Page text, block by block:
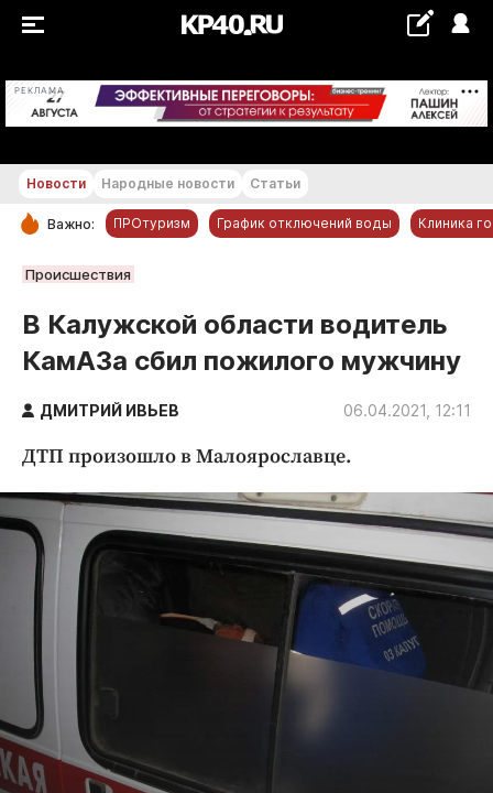
РЕКЛАМА +29...+30 °С
РУБРИКИ
Новости компаний
Статьи
Народные новости
Благоустройство
Криминал
Культура
Недвижимость и ЖКХ
Образование
Общество
Происшествия
Спорт
Новости Народные новости Статьи
Важно: ПРОтуризм График отключений воды Клиника
Происшествия
В Калужской области водитель
КамАЗа сбил пожилого мужчину
ДМИТРИЙ ИВЬЕВ 06.04.2021, 12:11
ДТП произошло в Малоярославце.